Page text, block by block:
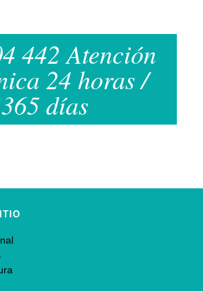
442 Atención
24 horas /
365 días